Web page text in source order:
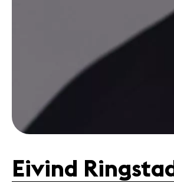
Eivind Ringstad